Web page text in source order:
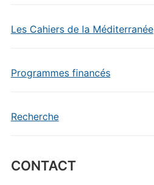
Les Cahiers de la Méditerranée
Programmes financés
Recherche
CONTACT